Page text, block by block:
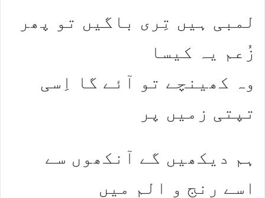
لمبی ہیں تِری باگیں تو پھر
زُعم یہ کیسا
وہ کھینچے تو آئے گا اِسی
تپتی زمیں پر
ہم دیکھیں گے آنکھوں سے
اسے رنج و الم میں